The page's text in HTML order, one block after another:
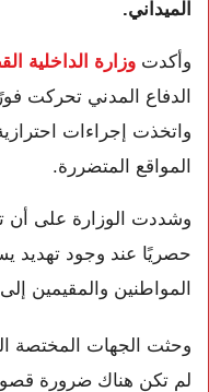
الميداني.
وأكدت وزارة الداخلية
الدفاع المدني تحركت
واتخذت إجراءات
المواقع المتضررة.
وشددت الوزارة على أن
حصريًا عند وجود تهديد
المواطنين والمقيمين
وحثت الجهات المختصة
لم تكن هناك ضرورة